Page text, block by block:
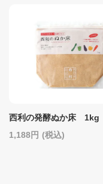
西利の発酵ぬか床 1kg
1,188
(税込)